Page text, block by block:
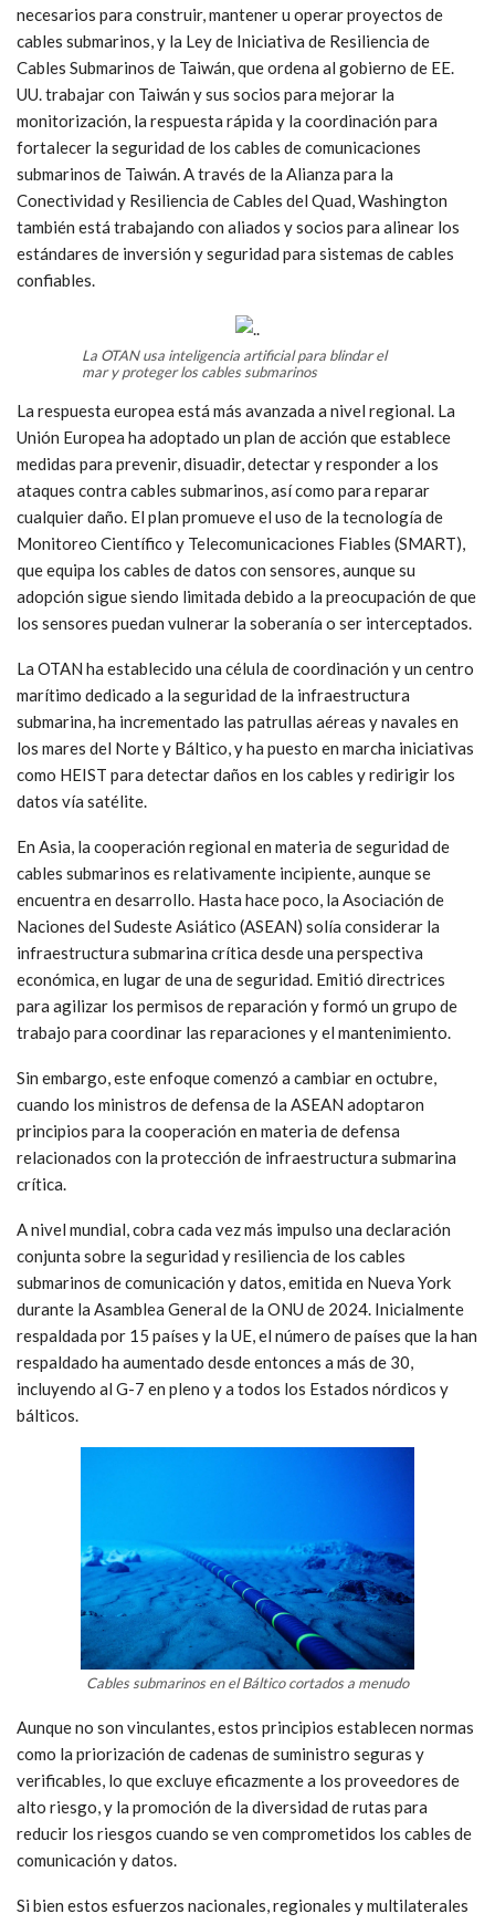
necesarios para construir, mantener u operar proyectos de
cables submarinos, y la Ley de Iniciativa de Resiliencia de
Cables Submarinos de Taiwán, que ordena al gobierno de EE.
UU. trabajar con Taiwán y sus socios para mejorar la
monitorización, la respuesta rápida y la coordinación para
fortalecer la seguridad de los cables de comunicaciones
submarinos de Taiwán. A través de la Alianza para la
Conectividad y Resiliencia de Cables del Quad, Washington
también está trabajando con aliados y socios para alinear los
estándares de inversión y seguridad para sistemas de cables
confiables.
La OTAN usa inteligencia artificial para blindar el
mar y proteger los cables submarinos
La respuesta europea está más avanzada a nivel regional. La
Unión Europea ha adoptado un plan de acción que establece
medidas para prevenir, disuadir, detectar y responder a los
ataques contra cables submarinos, así como para reparar
cualquier daño. El plan promueve el uso de la tecnología de
Monitoreo Científico y Telecomunicaciones Fiables (SMART),
que equipa los cables de datos con sensores, aunque su
adopción sigue siendo limitada debido a la preocupación de que
los sensores puedan vulnerar la soberanía o ser interceptados.
La OTAN ha establecido una célula de coordinación y un centro
marítimo dedicado a la seguridad de la infraestructura
submarina, ha incrementado las patrullas aéreas y navales en
los mares del Norte y Báltico, y ha puesto en marcha iniciativas
como HEIST para detectar daños en los cables y redirigir los
datos vía satélite.
En Asia, la cooperación regional en materia de seguridad de
cables submarinos es relativamente incipiente, aunque se
encuentra en desarrollo. Hasta hace poco, la Asociación de
Naciones del Sudeste Asiático (ASEAN) solía considerar la
infraestructura submarina crítica desde una perspectiva
económica, en lugar de una de seguridad. Emitió directrices
para agilizar los permisos de reparación y formó un grupo de
trabajo para coordinar las reparaciones y el mantenimiento.
Sin embargo, este enfoque comenzó a cambiar en octubre,
cuando los ministros de defensa de la ASEAN adoptaron
principios para la cooperación en materia de defensa
relacionados con la protección de infraestructura submarina
crítica.
A nivel mundial, cobra cada vez más impulso una declaración
conjunta sobre la seguridad y resiliencia de los cables
submarinos de comunicación y datos, emitida en Nueva York
durante la Asamblea General de la ONU de 2024. Inicialmente
respaldada por 15 países y la UE, el número de países que la han
respaldado ha aumentado desde entonces a más de 30,
incluyendo al G-7 en pleno y a todos los Estados nórdicos y
bálticos.
Cables submarinos en el Báltico cortados a menudo
Aunque no son vinculantes, estos principios establecen normas
como la priorización de cadenas de suministro seguras y
verificables, lo que excluye eficazmente a los proveedores de
alto riesgo, y la promoción de la diversidad de rutas para
reducir los riesgos cuando se ven comprometidos los cables de
comunicación y datos.
Si bien estos esfuerzos nacionales, regionales y multilaterales